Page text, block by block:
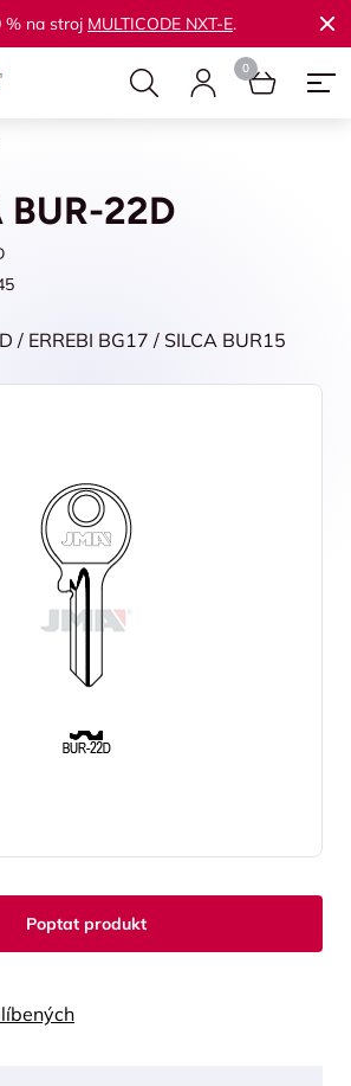
% na stroj MULTICODE NXT-E.
22D
/ ERREBI BG17 / SILCA BUR15
Poptat produkt